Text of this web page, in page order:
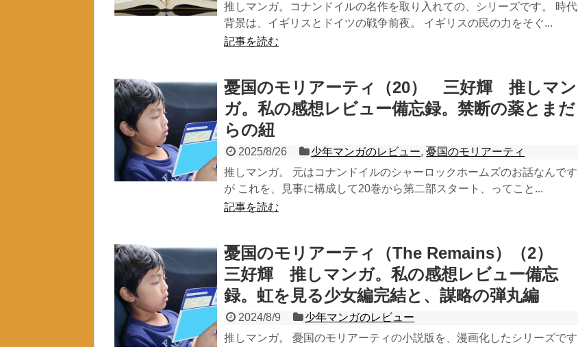
推しマンガ。コナンドイルの名作を取り入れての、シリーズです。 時代
背景は、イギリスとドイツの戦争前夜。 イギリスの民の力をそぐ...
記事を読む
憂国のモリアーティ（20） 三好輝 推しマン
ガ。私の感想レビュー備忘録。禁断の薬とまだ
らの紐
2025/8/26 少年マンガのレビュー,憂国のモリアーティ
推しマンガ。 元はコナンドイルのシャーロックホームズのお話なんです
が これを、見事に構成して20巻から第二部スタート、ってこと...
記事を読む
憂国のモリアーティ（The Remains）（2）
三好輝 推しマンガ。私の感想レビュー備忘
録。虹を見る少女編完結と、謀略の弾丸編
2024/8/9
少年マンガのレビュー
推しマンガ。 憂国のモリアーティの小説版を、漫画化したシリーズです